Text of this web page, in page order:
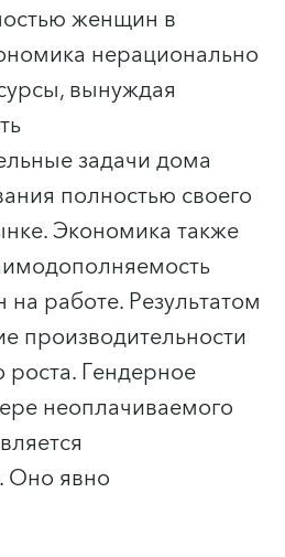
женщин в
нерационально
вынуждая
задачи дома
полностью своего
Экономика также
работе. Результатом
производительности
роста. Гендерное
неоплачиваемого
Оно явно